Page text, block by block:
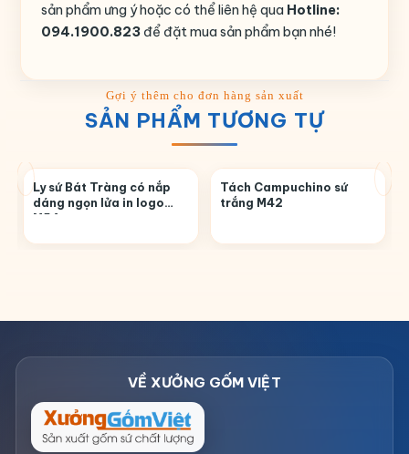
sản phẩm ưng ý hoặc có thể liên hệ qua Hotline:
094.1900.823 để đặt mua sản phẩm bạn nhé!
SẢN PHẨM TƯƠNG TỰ
Ly sứ Bát Tràng có nắp
dáng ngọn lửa in logo
M54
Tách Campuchino sứ
trắng M42